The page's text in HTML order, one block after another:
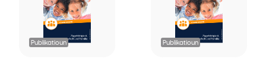
Publikatioun Publikatioun